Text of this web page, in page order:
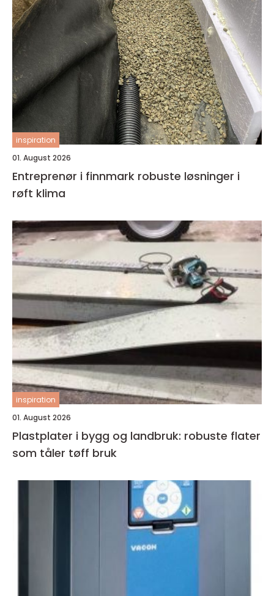
inspiration
01. August 2026
Entreprenør i finnmark robuste løsninger i
røft klima
inspiration
01. August 2026
Plastplater i bygg og landbruk: robuste flater
som tåler tøff bruk